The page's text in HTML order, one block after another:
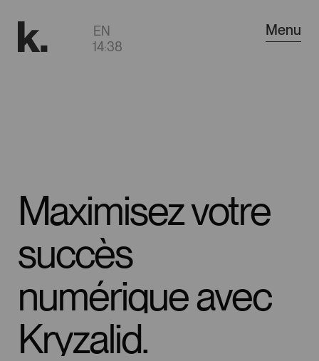
contenu
EN
14 38
Menu
Maximisezvotre
succès
numériqueavec
Kryzalid.